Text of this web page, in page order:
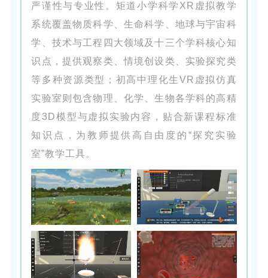
严谨性与专业性。矩道小学科学XR虚拟教学
系统覆盖物质科学、生命科学、地球与宇宙科
学、技术与工程四大领域及十三个学科核心知
识点，提供观察类、情境创设类、实验探究类
等多种资源类型；初高中理化生VR虚拟仿真
实验室则包含物理、化学、生物各学科的高精
度3D模型与虚拟实验内容，贴合新课程标准
知识点，为教师提供高自由度的“探究实验
室”教学工具。